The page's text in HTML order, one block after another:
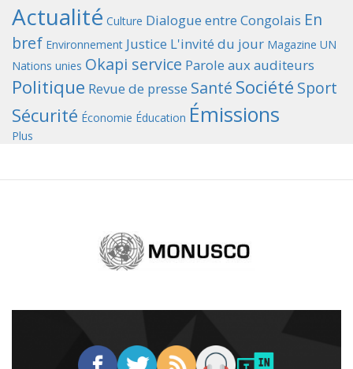
Actualité Culture Dialogue entre Congolais En
bref Environnement Justice L'invité du jour Magazine UN
Nations unies Okapi service Parole aux auditeurs
Politique Revue de presse Santé Société Sport
Sécurité Économie Éducation Émissions
Plus